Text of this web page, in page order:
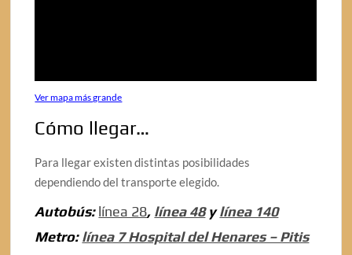
Ver mapa más grande
Cómo llegar…
Para llegar existen distintas posibilidades
dependiendo del transporte elegido.
Autobús:línea 28, línea 48ylínea 140
Metro:línea 7 Hospital del Henares – Pitis